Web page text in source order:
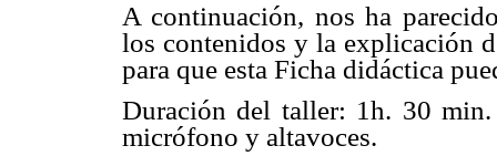
A continuación, nos ha
los contenidos y la explicación
para que esta Ficha didáctica
Duración del taller: 1h. 30 min.
micrófono y altavoces.